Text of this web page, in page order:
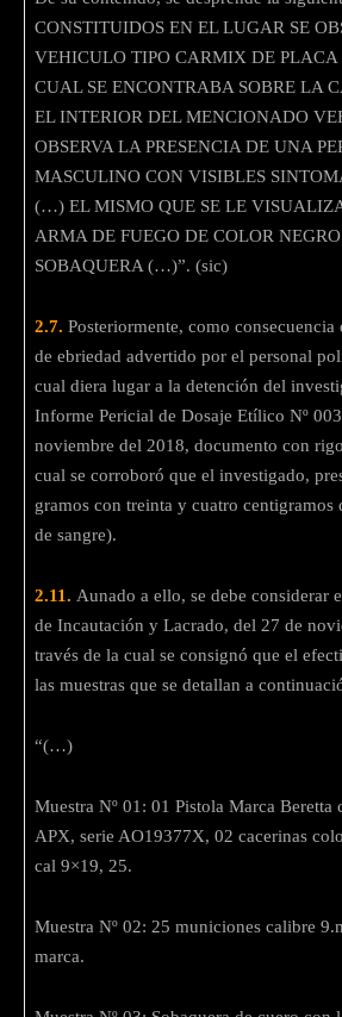
CONSTITUIDOS EN EL LUGAR SE
VEHICULO TIPO CARMIX DE
CUAL SE ENCONTRABA SOBRE LA
EL INTERIOR DEL MENCIONADO
OBSERVA LA PRESENCIA DE UNA
MASCULINO CON VISIBLES
(…) EL MISMO QUE SE LE
ARMA DE FUEGO DE COLOR
SOBAQUERA (…)”. (sic)
2.7. Posteriormente, como consecuencia
de ebriedad advertido por el personal
cual diera lugar a la detención del
Informe Pericial de Dosaje Etílico Nº
noviembre del 2018, documento con
cual se corroboró que el investigado,
gramos con treinta y cuatro
de sangre).
2.11. Aunado a ello, se debe considerar
de Incautación y Lacrado, del 27 de
través de la cual se consignó que el
las muestras que se detallan a
“(…)
Muestra Nº 01: 01 Pistola Marca
APX, serie AO19377X, 02 cacerinas
cal 9×19, 25.
Muestra Nº 02: 25 municiones calibre
marca.